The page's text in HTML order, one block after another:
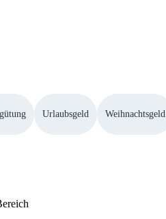
Urlaubsgeld Weihnachtsgeld